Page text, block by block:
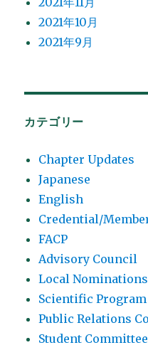
2021年10月
2021年9月
カテゴリー
Chapter Updates
Japanese
English
Credential/
FACP
Advisory Council
Local
Scientific
Public Relations
Student Committee